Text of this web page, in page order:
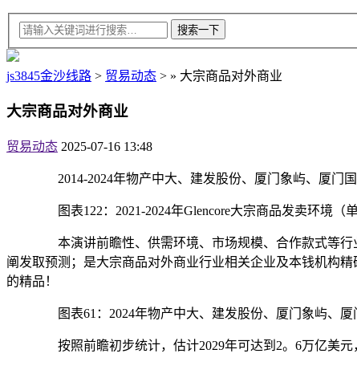
js3845金沙线路 > 贸易动态 > » 大宗商品对外商业
大宗商品对外商业
贸易动态 2025-07-16 13:48
2014-2024年物产中大、建发股份、厦门象屿、厦门国
图表122：2021-2024年Glencore大宗商品发卖环境（
本演讲前瞻性、供需环境、市场规模、合作款式等行
阐发取预测；是大宗商品对外商业行业相关企业及本钱机构
的精品！
图表61：2024年物产中大、建发股份、厦门象屿、厦
按照前瞻初步统计，估计2029年可达到2。6万亿美元